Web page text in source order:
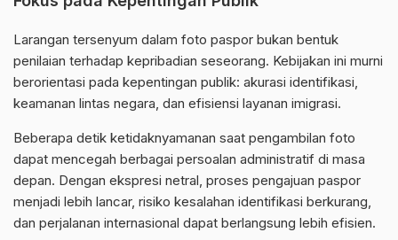
Larangan tersenyum dalam foto paspor bukan bentuk
penilaian terhadap kepribadian seseorang. Kebijakan ini murni
berorientasi pada kepentingan publik: akurasi identifikasi,
keamanan lintas negara, dan efisiensi layanan imigrasi.
Beberapa detik ketidaknyamanan saat pengambilan foto
dapat mencegah berbagai persoalan administratif di masa
depan. Dengan ekspresi netral, proses pengajuan paspor
menjadi lebih lancar, risiko kesalahan identifikasi berkurang,
dan perjalanan internasional dapat berlangsung lebih efisien.